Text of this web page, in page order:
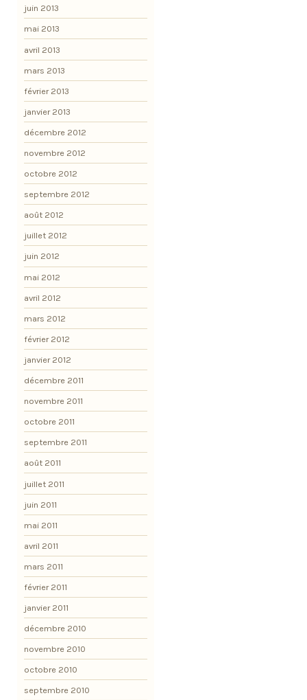
juin 2013
mai 2013
avril 2013
mars 2013
février 2013
janvier 2013
décembre 2012
novembre 2012
octobre 2012
septembre 2012
août 2012
juillet 2012
juin 2012
mai 2012
avril 2012
mars 2012
février 2012
janvier 2012
décembre 2011
novembre 2011
octobre 2011
septembre 2011
août 2011
juillet 2011
juin 2011
mai 2011
avril 2011
mars 2011
février 2011
janvier 2011
décembre 2010
novembre 2010
octobre 2010
septembre 2010